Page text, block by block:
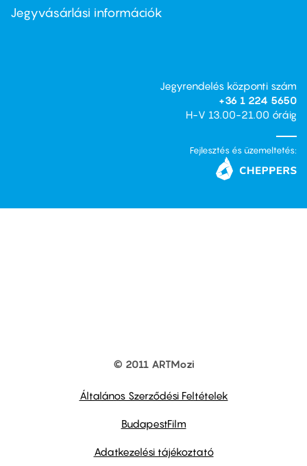
second
Jegyvásárlási információk
Jegyrendelés központi szám
+36 1 224 5650
H-V 13.00-21.00 óráig
Fejlesztés és üzemeltetés:
© 2011 ARTMozi
Általános Szerződési Feltételek
BudapestFilm
Adatkezelési tájékoztató